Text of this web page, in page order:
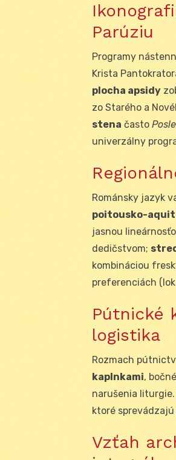
Parúziu
Programy
Krista
plocha apsidy
zo Starého a
stena často
univerzálny
Románsky jazyk
poitousko-
jasnou
dedičstvom;
kombináciou
preferenciách
Pútnické
logistika
Rozmach
kaplnkami,
narušenia
ktoré
Vzťah